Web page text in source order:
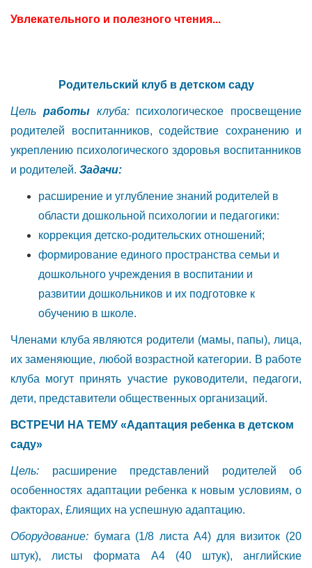
Увлекательного и полезного чтения...
Родительский клуб в детском саду
Цель работы клуба: психологическое просвещение
родителей воспитанников, содействие сохранению и
укреплению психологического здоровья воспитанников
и родителей. Задачи:
расширение и углубление знаний родителей в
области дошкольной психологии и педагогики:
коррекция детско-родительских отношений;
формирование единого пространства семьи и
дошкольного учреждения в воспитании и
развитии дошкольников и их подготовке к
обучению в школе.
Членами клуба являются родители (мамы, папы), лица,
их заменяющие, любой возрастной категории. В работе
клуба могут принять участие руководители, педагоги,
дети, представители общественных организаций.
ВСТРЕЧИ НА ТЕМУ «Адаптация ребенка в детском
саду»
Цель: расширение представлений родителей об
особенностях адаптации ребенка к новым условиям, о
факторах, £лиящих на успешную адаптацию.
Оборудование: бумага (1/8 листа А4) для визиток (20
штук), листы формата А4 (40 штук), английские